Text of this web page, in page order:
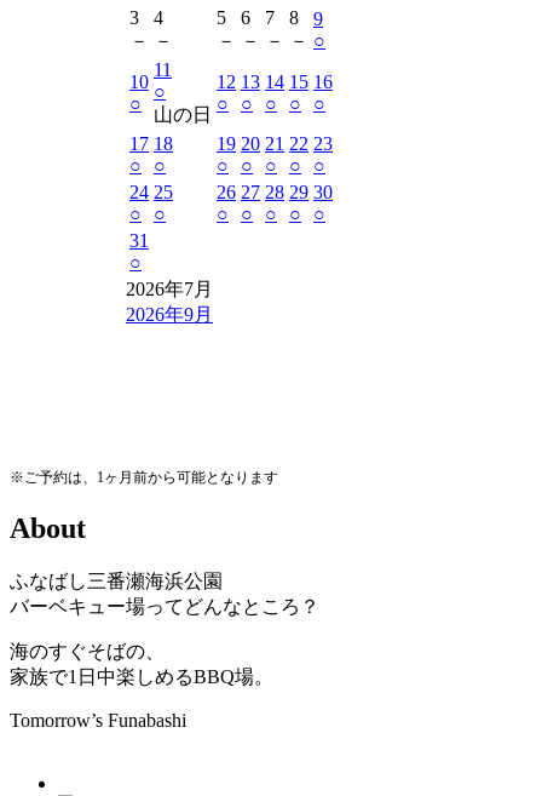
3
－
4
－
5
－
6
－
7
－
8
－
9
○
10
○
11
○
山の日
12
○
13
○
14
○
15
○
16
○
17
○
18
○
19
○
20
○
21
○
22
○
23
○
24
○
25
○
26
○
27
○
28
○
29
○
30
○
31
○
2026年7月
2026年9月
※ご予約は、1ヶ月前から可能となります
About
ふなばし三番瀬海浜公園
バーベキュー場ってどんなところ？
海のすぐそばの、
家族で1日中楽しめるBBQ場。
Tomorrow’s Funabashi